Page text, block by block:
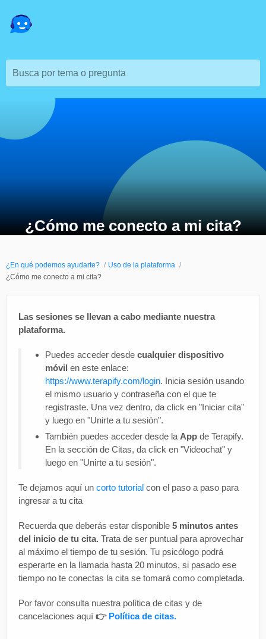
Busca por tema o pregunta
¿Cómo me conecto a mi cita?
¿En qué podemos ayudarte?
Uso de la plataforma
¿Cómo me conecto a mi cita?
Las sesiones se llevan a cabo mediante nuestra
plataforma.
Puedes acceder desde cualquier dispositivo
móvil en este enlace:
https://www.terapify.com/login. Inicia sesión usando
el mismo usuario y contraseña con el que te
registraste. Una vez dentro, da click en "Iniciar cita"
y luego en "Unirte a tu sesión".
También puedes acceder desde la App de Terapify.
En la sección de Citas, da click en "Videochat" y
luego en "Unirte a tu sesión".
Te dejamos aquí un corto tutorial con el paso a paso para
ingresar a tu cita
Recuerda que deberás estar disponible 5 minutos antes
del inicio de tu cita. Trata de ser puntual para aprovechar
al máximo el tiempo de tu sesión. Tu psicólogo podrá
esperarte en la llamada hasta 20 minutos, si pasado ese
tiempo no te conectas la cita se tomará como completada.
Por favor consulta nuestra política de citas y de
cancelaciones aquí 👉 Política de citas.